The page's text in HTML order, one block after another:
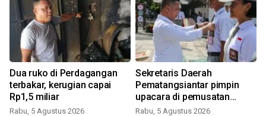
Dua ruko di Perdagangan
terbakar, kerugian capai
Rp1,5 miliar
Rabu, 5 Agustus 2026
Sekretaris Daerah
Pematangsiantar pimpin
upacara di pemusatan
latihan calon Paskibraka
Rabu, 5 Agustus 2026